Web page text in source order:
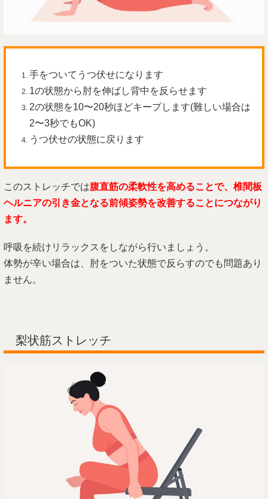
手をついてうつ伏せになります
1の状態から肘を伸ばし背中を反らせます
2の状態を10〜20秒ほどキープします(難しい場合は
2〜3秒でもOK)
うつ伏せの状態に戻ります
このストレッチでは腹直筋の柔軟性を高めることで、椎間板
ヘルニアの引き金となる前傾姿勢を改善することにつながり
ます。
呼吸を続けリラックスをしながら行いましょう。
体勢が辛い場合は、肘をついた状態で反らすのでも問題あり
ません。
梨状筋ストレッチ